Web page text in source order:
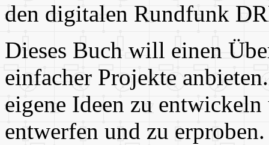
den digitalen Rundfunk
Dieses Buch will einen
einfacher Projekte
eigene Ideen zu
entwerfen und zu erproben.